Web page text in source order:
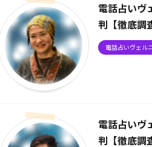
電話占いヴ
判【徹底調
電話占いヴェル
電話占いヴ
判【徹底調